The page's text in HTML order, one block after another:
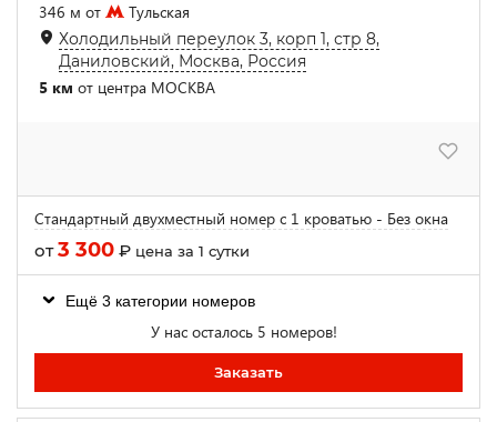
346 м от
Тульская
Холодильный переулок 3, корп 1, стр 8,
Даниловский, Москва, Россия
5 км от центра МОСКВА
Стандартный двухместный номер с 1 кроватью - Без окна
от3 300 ₽ цена за 1 сутки
Ещё 3 категории номеров
У нас осталось 5 номеров!
Заказать